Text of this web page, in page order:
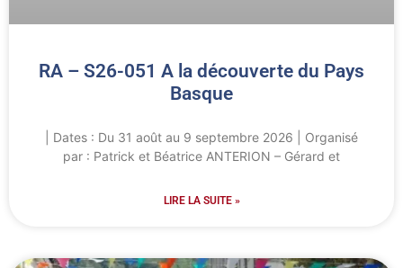
RA – S26-051 A la découverte du Pays
Basque
| Dates : Du 31 août au 9 septembre 2026 | Organisé
par : Patrick et Béatrice ANTERION – Gérard et
LIRE LA SUITE »